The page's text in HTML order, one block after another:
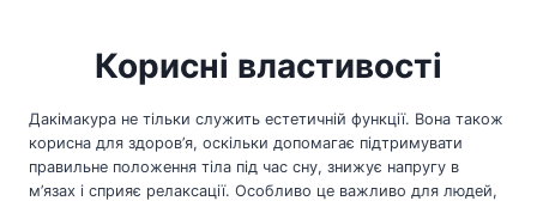
Корисні властивості
Дакімакура не тільки служить естетичній функції. Вона також
корисна для здоров’я, оскільки допомагає підтримувати
правильне положення тіла під час сну, знижує напругу в
м’язах і сприяє релаксації. Особливо це важливо для людей,